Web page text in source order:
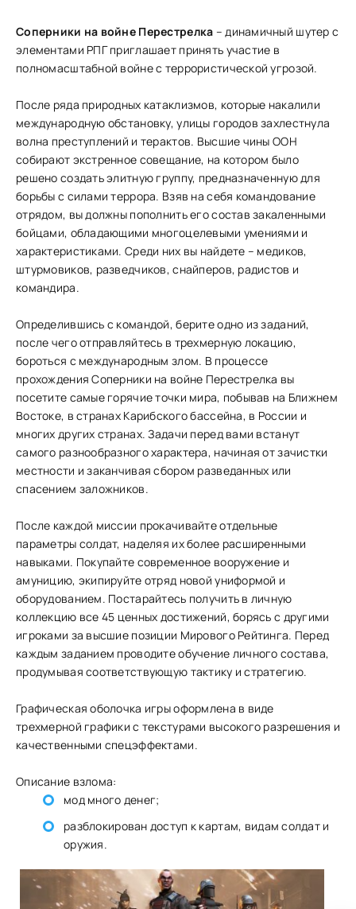
Соперники на войне Перестрелка – динамичный шутер с
элементами РПГ приглашает принять участие в
полномасштабной войне с террористической угрозой.
После ряда природных катаклизмов, которые накалили
международную обстановку, улицы городов захлестнула
волна преступлений и терактов. Высшие чины ООН
собирают экстренное совещание, на котором было
решено создать элитную группу, предназначенную для
борьбы с силами террора. Взяв на себя командование
отрядом, вы должны пополнить его состав закаленными
бойцами, обладающими многоцелевыми умениями и
характеристиками. Среди них вы найдете – медиков,
штурмовиков, разведчиков, снайперов, радистов и
командира.
Определившись с командой, берите одно из заданий,
после чего отправляйтесь в трехмерную локацию,
бороться с международным злом. В процессе
прохождения Соперники на войне Перестрелка вы
посетите самые горячие точки мира, побывав на Ближнем
Востоке, в странах Карибского бассейна, в России и
многих других странах. Задачи перед вами встанут
самого разнообразного характера, начиная от зачистки
местности и заканчивая сбором разведанных или
спасением заложников.
После каждой миссии прокачивайте отдельные
параметры солдат, наделяя их более расширенными
навыками. Покупайте современное вооружение и
амуницию, экипируйте отряд новой униформой и
оборудованием. Постарайтесь получить в личную
коллекцию все 45 ценных достижений, борясь с другими
игроками за высшие позиции Мирового Рейтинга. Перед
каждым заданием проводите обучение личного состава,
продумывая соответствующую тактику и стратегию.
Графическая оболочка игры оформлена в виде
трехмерной графики с текстурами высокого разрешения и
качественными спецэффектами.
Описание взлома:
мод много денег;
разблокирован доступ к картам, видам солдат и
оружия.